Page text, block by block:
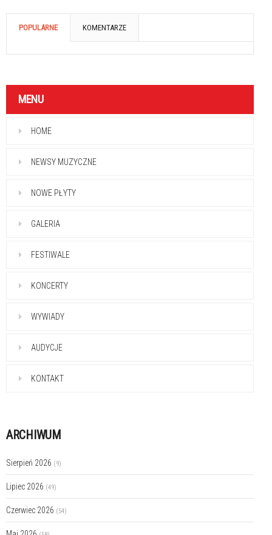
POPULARNE KOMENTARZE
MENU
HOME
NEWSY MUZYCZNE
NOWE PŁYTY
GALERIA
FESTIWALE
KONCERTY
WYWIADY
AUDYCJE
KONTAKT
ARCHIWUM
Sierpień 2026 (9)
Lipiec 2026 (49)
Czerwiec 2026 (54)